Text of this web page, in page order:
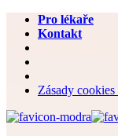
Pro lékaře
Kontakt
Zásady